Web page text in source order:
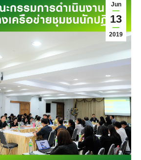
Jun
13
2019